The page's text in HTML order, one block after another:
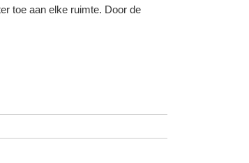
toe aan elke ruimte. Door de